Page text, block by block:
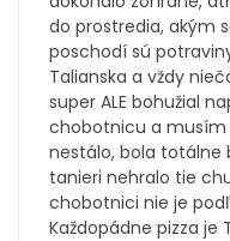
do prostredia, akým
poschodí sú
Talianska a vždy
super ALE bohužial
chobotnicu a musím
nestálo, bola
tanieri nehralo tie
chobotnici nie je
Každopádne pizza je